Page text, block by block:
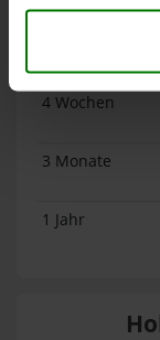
4 Wochen
3 Monate
1 Jahr